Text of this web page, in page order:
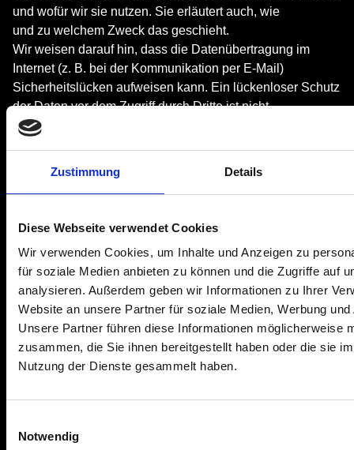
Zustimmung Details
Diese Webseite verwendet Cookies
Wir verwenden Cookies, um Inhalte und Anzeigen zu
für soziale Medien anbieten zu können und die Zugriffe auf
analysieren. Außerdem geben wir Informationen zu Ihrer
Website an unsere Partner für soziale Medien, Werbung
Unsere Partner führen diese Informationen möglicherweise
zusammen, die Sie ihnen bereitgestellt haben oder die sie
Nutzung der Dienste gesammelt haben.
Notwendig
und wofür wir sie nutzen. Sie erläutert auch, wie
und zu welchem Zweck das geschieht.
Wir weisen darauf hin, dass die Datenübertragung im
Internet (z. B. bei der Kommunikation per E-Mail)
Sicherheitslücken aufweisen kann. Ein lückenloser Schutz
der Daten vor dem Zugriff durch Dritte ist nicht
möglich.
Die verantwortliche Stelle für die Datenverarbeitung auf
dieser Website ist:
Maelføy GbR
Vertreten durch:
Lars Riedel, Christopher Maaß, Marne Büch, Martin
Schiwy, Lukas Meyer
Dwoberger Str. 8
27753 Delmenhorst
E-Mail:maelfoy@mail.de
Person, die allein oder gemeinsam mit anderen über